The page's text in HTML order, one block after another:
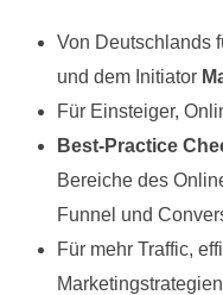
Von Deutschlands
und dem Initiator
Für Einsteiger,
Best-Practice
Bereiche des
Funnel und
Für mehr Traffic,
Marketingstrategien